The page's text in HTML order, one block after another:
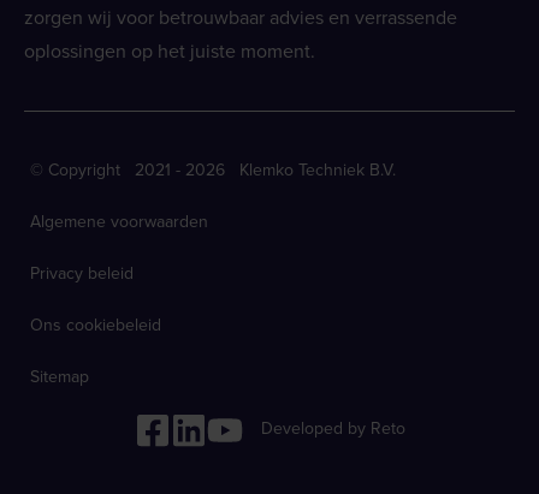
zorgen wij voor betrouwbaar advies en verrassende
oplossingen op het juiste moment.
© Copyright 2021 - 2026 Klemko Techniek B.V.
Algemene voorwaarden
Privacy beleid
Ons cookiebeleid
Sitemap
Developed by Reto